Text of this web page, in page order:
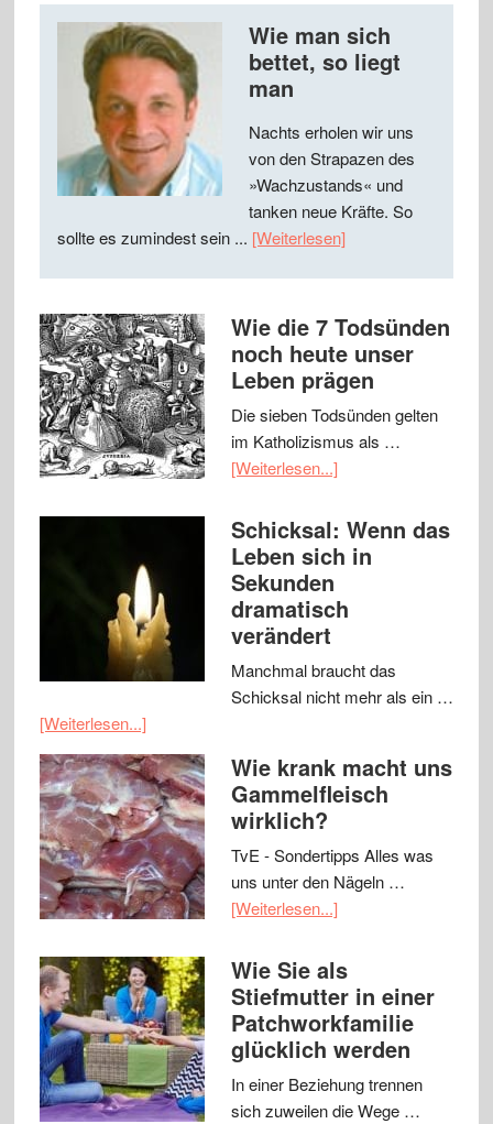
Wie man sich
bettet, so liegt
man
Nachts erholen wir uns
von den Strapazen des
»Wachzustands« und
tanken neue Kräfte. So
sollte es zumindest sein ... [Weiterlesen]
Wie die 7 Todsünden
noch heute unser
Leben prägen
Die sieben Todsünden gelten
im Katholizismus als …
[Weiterlesen...]
Schicksal: Wenn das
Leben sich in
Sekunden
dramatisch
verändert
Manchmal braucht das
Schicksal nicht mehr als ein …
[Weiterlesen...]
Wie krank macht uns
Gammelfleisch
wirklich?
TvE - Sondertipps Alles was
uns unter den Nägeln …
[Weiterlesen...]
Wie Sie als
Stiefmutter in einer
Patchworkfamilie
glücklich werden
In einer Beziehung trennen
sich zuweilen die Wege …